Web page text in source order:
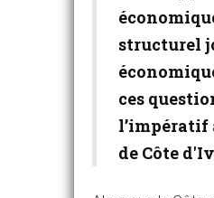
structurel
ces
l’impératif
de Côte